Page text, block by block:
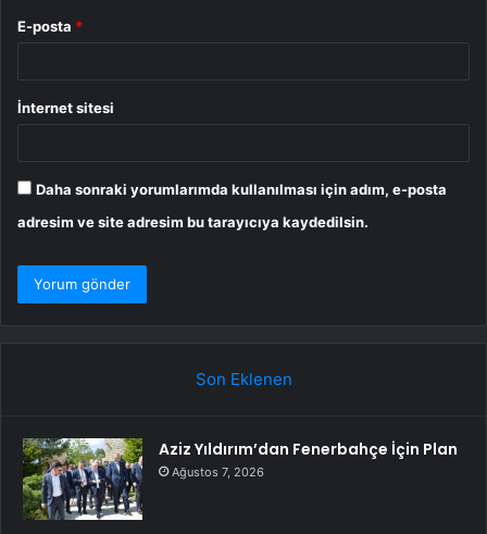
E-posta *
İnternet sitesi
Daha sonraki yorumlarımda kullanılması için adım, e-posta
adresim ve site adresim bu tarayıcıya kaydedilsin.
Son Eklenen
Aziz Yıldırım’dan Fenerbahçe İçin Plan
Ağustos 7, 2026